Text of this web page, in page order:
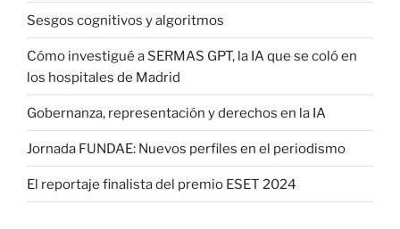
Sesgos cognitivos y algoritmos
Cómo investigué a SERMAS GPT, la IA que se coló en
los hospitales de Madrid
Gobernanza, representación y derechos en la IA
Jornada FUNDAE: Nuevos perfiles en el periodismo
El reportaje finalista del premio ESET 2024